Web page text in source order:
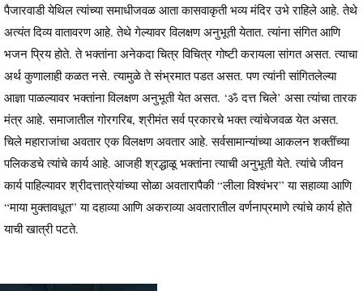
पैजारवाडी येथिल त्यांच्या समाधीजवळ आता कासवाकृती भव्य मंदिर उभे राहिले आहे. तेथे
अत्यंत दिव्य वातावरण आहे. तेथे गेल्यावर विलक्षण अनुभूती येतात. त्यांना संगित आणि
भजन प्रिय होते. ते भक्तांना अनेकदा चित्र विचित्र गोष्टी करायला सांगत असत. त्याचा
अर्थ कुणालाही कळत नसे. त्यामुळे ते संभ्रमात पडत असत. पण त्यांनी सांगितलेल्या
आज्ञा पाळल्यावर भक्तांना विलक्षण अनुभूती येत असत. ‘ॐ दत्त चिले’ असा त्यांचा तारक
मंत्र आहे. समाजातील गोरगरिब, श्रीमंत सर्व प्रकारचे भक्त त्यांचेजवळ येत असत.
चिले महाराजांचा अवतार एक विलक्षण अवतार आहे. सर्वसामान्यांच्या आकलन शक्तींच्या
पलिकडचे त्यांचे कार्य आहे. आजही श्रद्धाळू भक्तांना त्याची अनुभूती येते. त्यांचे जीवन
कार्य पाहिल्यावर श्रीदत्तात्रेयांच्या सोळा अवतारापैकी “लीला विश्वंभर” या सहाव्या आणि
“माया मुक्तावधूत” या दहाव्या आणि अकराव्या अवतारातील वर्णनाप्रमाणे त्यांचे कार्य होते
याची खात्री पटते.